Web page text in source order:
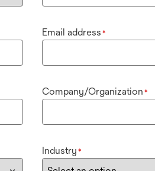
Email address *
Company/Organization *
Industry *